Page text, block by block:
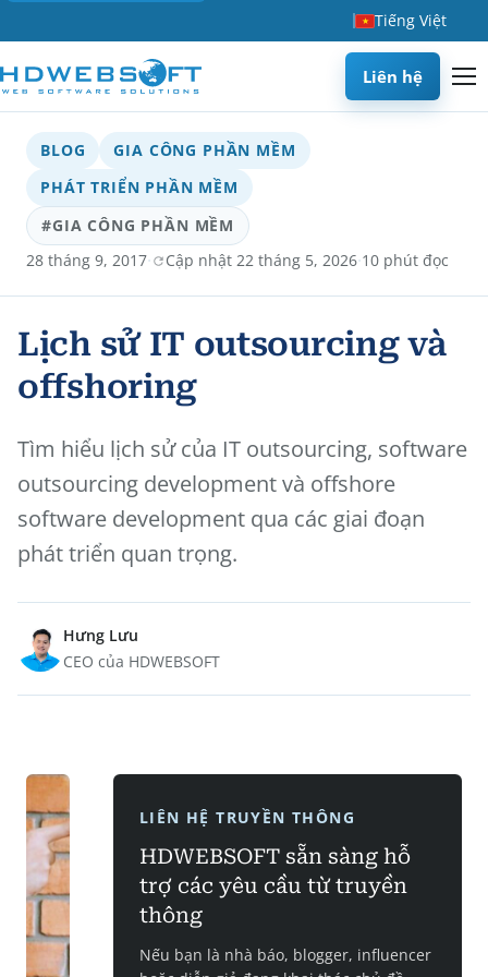
Tiếng Việt
Liên hệ
BLOG
GIA CÔNG PHẦN MỀM
PHÁT TRIỂN PHẦN MỀM
#GIA CÔNG PHẦN MỀM
28 tháng 9, 2017· Cập nhật 22 tháng 5, 2026·10 phút đọc
Lịch sử IT outsourcing và
offshoring
Tìm hiểu lịch sử của IT outsourcing, software
outsourcing development và offshore
software development qua các giai đoạn
phát triển quan trọng.
Hưng Lưu
CEO của HDWEBSOFT
LIÊN HỆ TRUYỀN THÔNG
HDWEBSOFT sẵn sàng hỗ
trợ các yêu cầu từ truyền
thông
Nếu bạn là nhà báo, blogger, influencer